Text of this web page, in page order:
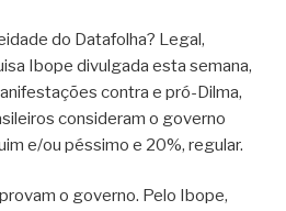
do Datafolha? Legal,
Ibope divulgada esta semana,
contra e pró-Dilma,
consideram o governo
e/ou péssimo e 20%, regular.
o governo. Pelo Ibope,